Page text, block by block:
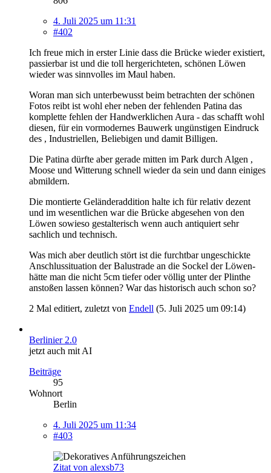
4. Juli 2025 um 11:31
#402
Ich freue mich in erster Linie dass die Brücke wieder existiert,
passierbar ist und die toll hergerichteten, schönen Löwen
wieder was sinnvolles im Maul haben.
Woran man sich unterbewusst beim betrachten der schönen
Fotos reibt ist wohl eher neben der fehlenden Patina das
komplette fehlen der Handwerklichen Aura - das schafft wohl
diesen, für ein vormodernes Bauwerk ungünstigen Eindruck
des , Industriellen, Beliebigen und damit Billigen.
Die Patina dürfte aber gerade mitten im Park durch Algen ,
Moose und Witterung schnell wieder da sein und dann einiges
abmildern.
Die montierte Geländeraddition halte ich für relativ dezent
und im wesentlichen war die Brücke abgesehen von den
Löwen sowieso gestalterisch wenn auch antiquiert sehr
sachlich und technisch.
Was mich aber deutlich stört ist die furchtbar ungeschickte
Anschlussituation der Balustrade an die Sockel der Löwen-
hätte man die nicht 5cm tiefer oder völlig unter der Plinthe
anstoßen lassen können? War das historisch auch schon so?
2 Mal editiert, zuletzt von Endell (5. Juli 2025 um 09:14)
Berlinier 2.0
jetzt auch mit AI
Beiträge
95
Wohnort
Berlin
4. Juli 2025 um 11:34
#403
Zitat von alexsb73